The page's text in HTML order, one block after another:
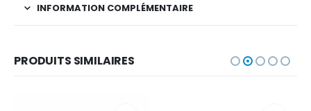
INFORMATION COMPLÉMENTAIRE
PRODUITS SIMILAIRES